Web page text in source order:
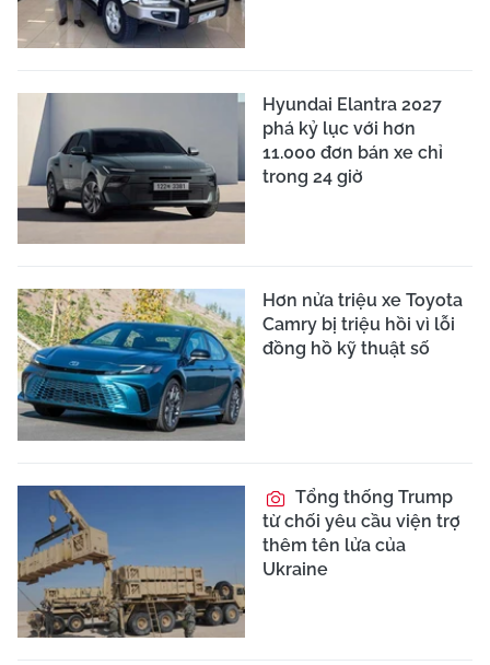
Hyundai Elantra 2027
phá kỷ lục với hơn
11.000 đơn bán xe chỉ
trong 24 giờ
Hơn nửa triệu xe Toyota
Camry bị triệu hồi vì lỗi
đồng hồ kỹ thuật số
Tổng thống Trump
từ chối yêu cầu viện trợ
thêm tên lửa của
Ukraine